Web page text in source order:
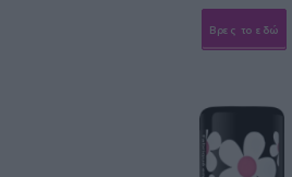
Βρες το εδώ